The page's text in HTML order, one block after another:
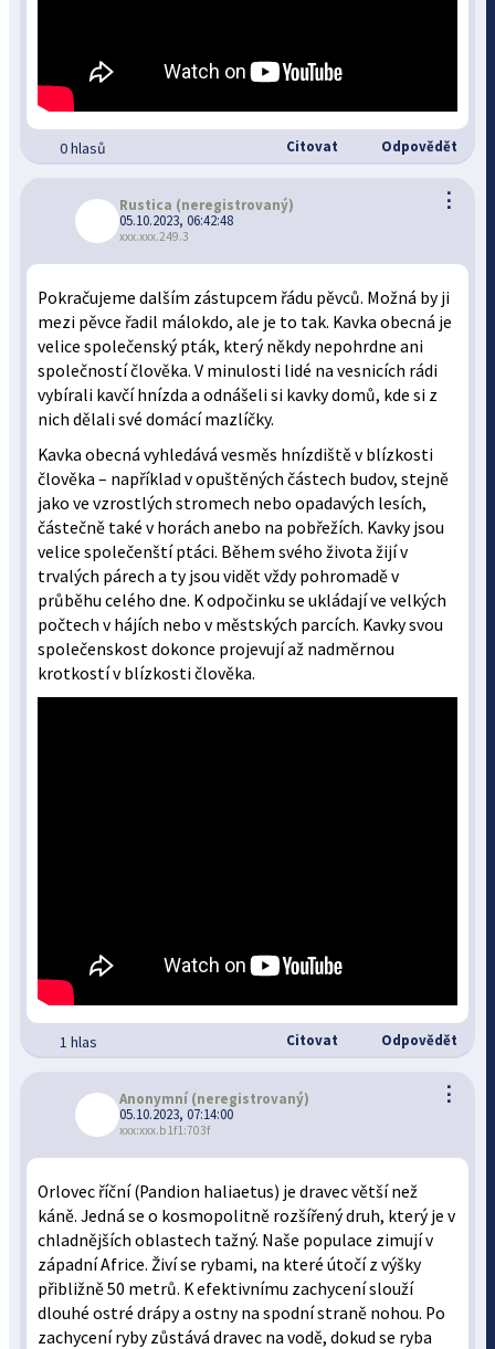
0 hlasů Citovat Odpovědět
⋮
Rustica (neregistrovaný)
05.10.2023, 06:42:48
xxx.xxx.249.3
Pokračujeme dalším zástupcem řádu pěvců. Možná by ji
mezi pěvce řadil málokdo, ale je to tak. Kavka obecná je
velice společenský pták, který někdy nepohrdne ani
společností člověka. V minulosti lidé na vesnicích rádi
vybírali kavčí hnízda a odnášeli si kavky domů, kde si z
nich dělali své domácí mazlíčky.
Kavka obecná vyhledává vesměs hnízdiště v blízkosti
člověka – například v opuštěných částech budov, stejně
jako ve vzrostlých stromech nebo opadavých lesích,
částečně také v horách anebo na pobřežích. Kavky jsou
velice společenští ptáci. Během svého života žijí v
trvalých párech a ty jsou vidět vždy pohromadě v
průběhu celého dne. K odpočinku se ukládají ve velkých
počtech v hájích nebo v městských parcích. Kavky svou
společenskost dokonce projevují až nadměrnou
krotkostí v blízkosti člověka.
1 hlas Citovat Odpovědět
⋮
Anonymní (neregistrovaný)
05.10.2023, 07:14:00
xxx:xxx.b1f1:703f
Orlovec říční (Pandion haliaetus) je dravec větší než
káně. Jedná se o kosmopolitně rozšířený druh, který je v
chladnějších oblastech tažný. Naše populace zimují v
západní Africe. Živí se rybami, na které útočí z výšky
přibližně 50 metrů. K efektivnímu zachycení slouží
dlouhé ostré drápy a ostny na spodní straně nohou. Po
zachycení ryby zůstává dravec na vodě, dokud se ryba